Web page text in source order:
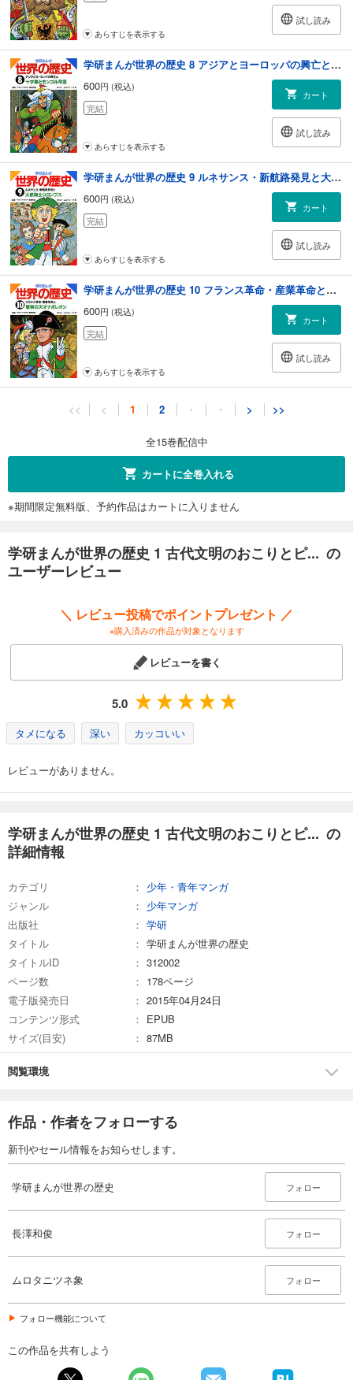
試し読み
あらすじを表示する
学研まんが世界の歴史 8 アジアとヨーロッパの興亡と十字軍とモンゴル帝国
600円 (税込)
完結
カート
試し読み
あらすじを表示する
学研まんが世界の歴史 9 ルネサンス・新航路発見と大航海士コロンブス
600円 (税込)
完結
カート
試し読み
あらすじを表示する
学研まんが世界の歴史 10 フランス革命・産業革命と軍事の天才ナポレオン
600円 (税込)
完結
カート
試し読み
あらすじを表示する
完結
カート
600円 (税込)
あらすじを表示する
<< < 1 2 ・ ・ > >>
全15巻配信中
カートに全巻入れる
※期間限定無料版、予約作品はカートに入りません
学研まんが世界の歴史 1 古代文明のおこりとピ... の
ユーザーレビュー
＼ レビュー投稿でポイントプレゼント ／
※購入済みの作品が対象となります
レビューを書く
5.0
タメになる 深い カッコいい
レビューがありません。
学研まんが世界の歴史 1 古代文明のおこりとピ... の
詳細情報
カテゴリ
少年・青年マンガ
ジャンル
少年マンガ
出版社
学研
タイトル
学研まんが世界の歴史
タイトルID
312002
ページ数
178ページ
電子版発売日
2015年04月24日
コンテンツ形式
EPUB
サイズ(目安)
87MB
閲覧環境
作品・作者をフォローする
新刊やセール情報をお知らせします。
学研まんが世界の歴史 フォロー
長澤和俊 フォロー
ムロタニツネ象 フォロー
フォロー機能について
この作品を共有しよう